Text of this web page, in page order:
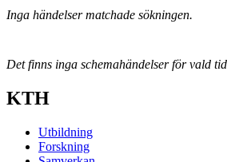
Inga händelser matchade sökningen.
Det finns inga schemahändelser för vald
KTH
Utbildning
Forskning